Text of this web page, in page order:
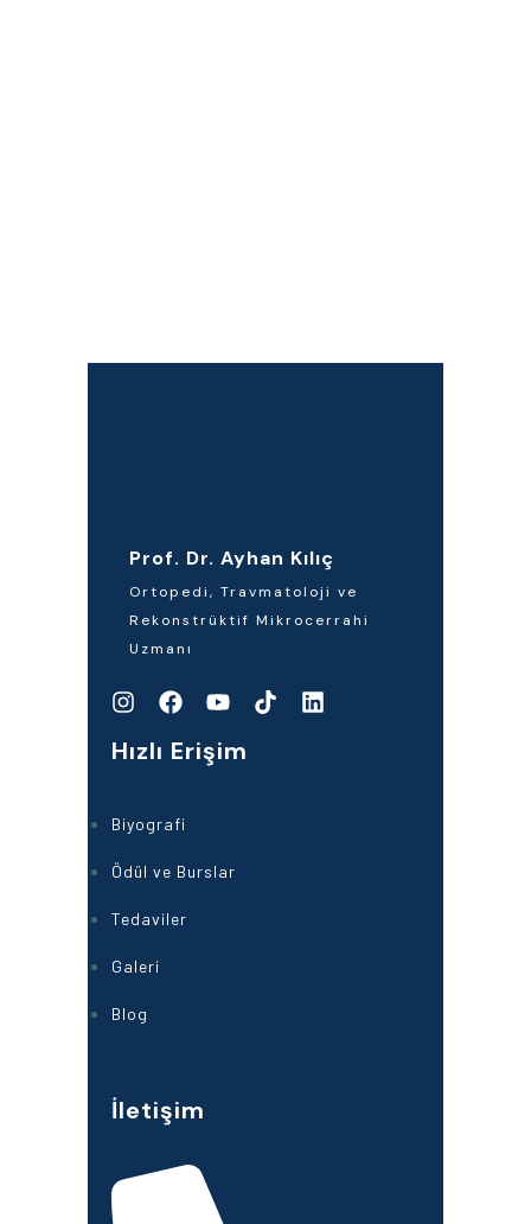
Prof. Dr. Ayhan Kılıç
Ortopedi, Travmatoloji ve
Rekonstrüktif Mikrocerrahi
Uzmanı
Hızlı Erişim
Biyografi
Ödül ve Burslar
Tedaviler
Galeri
Blog
İletişim